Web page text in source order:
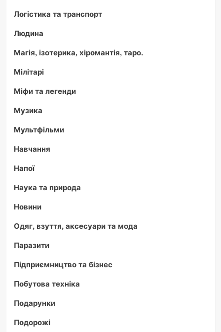
Логістика та транспорт
Людина
Магія, ізотерика, хіромантія, таро.
Мілітарі
Міфи та легенди
Музика
Мультфільми
Навчання
Напої
Наука та природа
Новини
Одяг, взуття, аксесуари та мода
Паразити
Підприємництво та бізнес
Побутова техніка
Подарунки
Подорожі